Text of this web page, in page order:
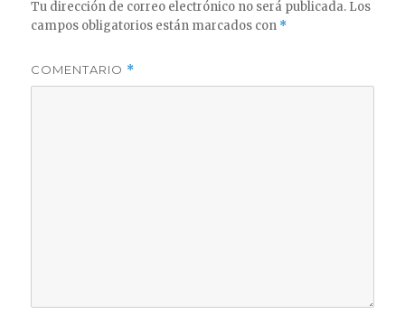
Tu dirección de correo electrónico no será publicada. Los
campos obligatorios están marcados con *
COMENTARIO *